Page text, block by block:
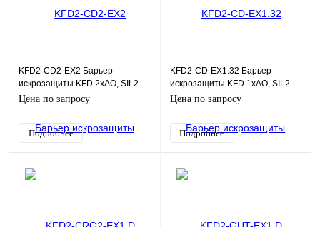
KFD2-CD2-EX2 Барьер
искрозащиты KFD 2хAO, SIL2
Цена по запросу
Подробнее
KFD2-CD-EX1.32 Барьер
искрозащиты KFD 1хAO, SIL2
Цена по запросу
Подробнее